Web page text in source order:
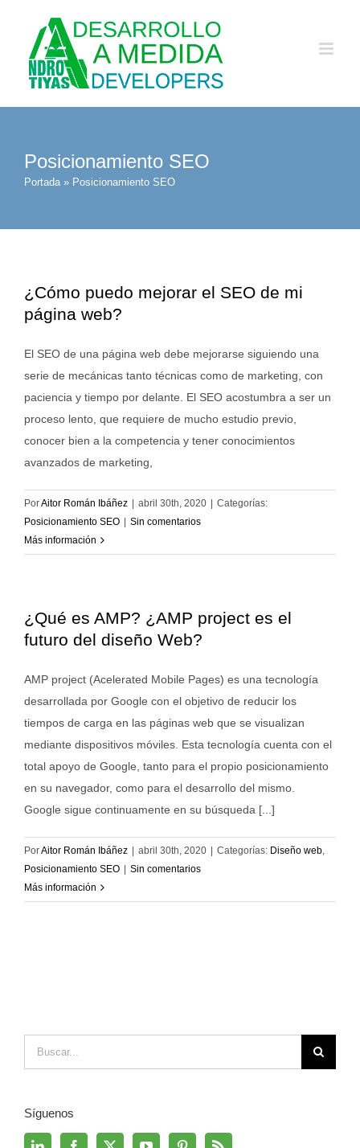
contenido
Posicionamiento SEO
Portada» Posicionamiento SEO
¿Cómo puedo mejorar el SEO de mi
página web?
El SEO de una página web debe mejorarse siguiendo una
serie de mecánicas tanto técnicas como de marketing, con
paciencia y tiempo por delante. El SEO acostumbra a ser un
proceso lento, que requiere de mucho estudio previo,
conocer bien a la competencia y tener conocimientos
avanzados de marketing,
PorAitor Román Ibáñez abril 30th, 2020
Categorías:
Posicionamiento SEO
Sin comentarios
Más información
¿Qué es AMP? ¿AMP project es el
futuro del diseño Web?
AMP project (Acelerated Mobile Pages) es una tecnología
desarrollada por Google con el objetivo de reducir los
tiempos de carga en las páginas web que se visualizan
mediante dispositivos móviles. Esta tecnología cuenta con el
total apoyo de Google, tanto para el propio posicionamiento
en su navegador, como para el desarrollo del mismo.
Google sigue continuamente en su búsqueda [...]
PorAitor Román Ibáñez abril 30th, 2020 Categorías: Diseño web,
Posicionamiento SEO
Sin comentarios
Más información
Síguenos